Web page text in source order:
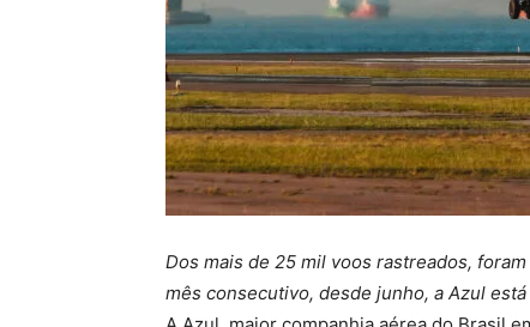
Dos mais de 25 mil voos rastreados,
mês consecutivo, desde junho, a Azul